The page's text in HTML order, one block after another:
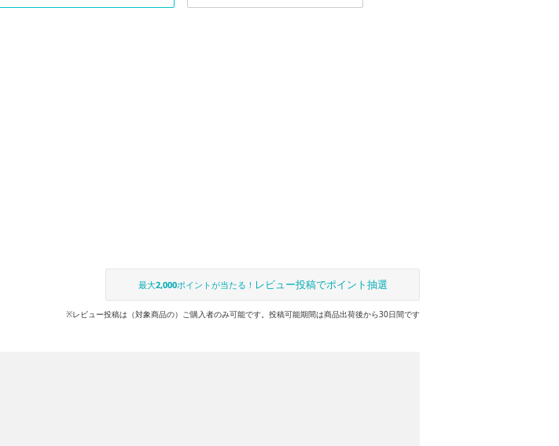
最大2,000ポイントが当たる！ レビュー投稿でポイント抽選
※レビュー投稿は（対象商品の）ご購入者のみ可能です。投稿可能期間は商品出荷後から30日間です